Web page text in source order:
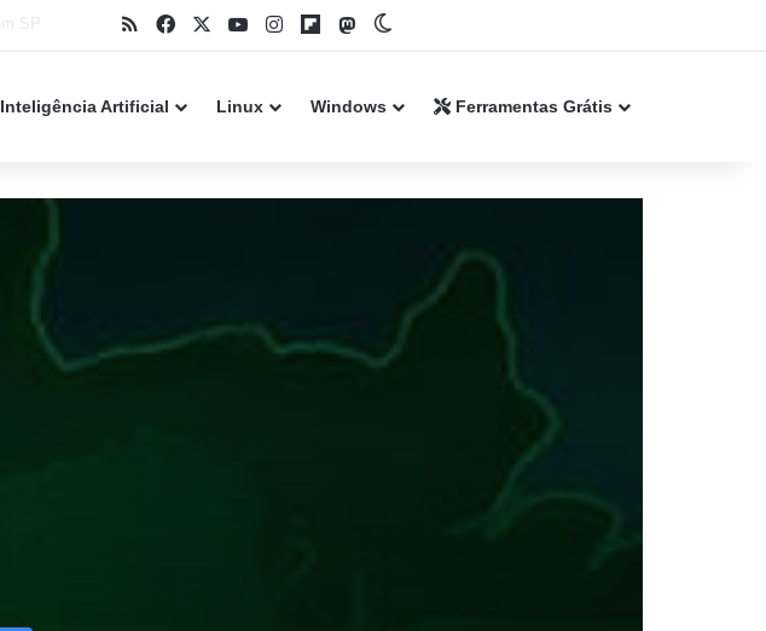
RSSFacebookYouTubeInstagramFlipboard
Mastodon
Inteligência Artificial Linux Windows Ferramentas Grátis